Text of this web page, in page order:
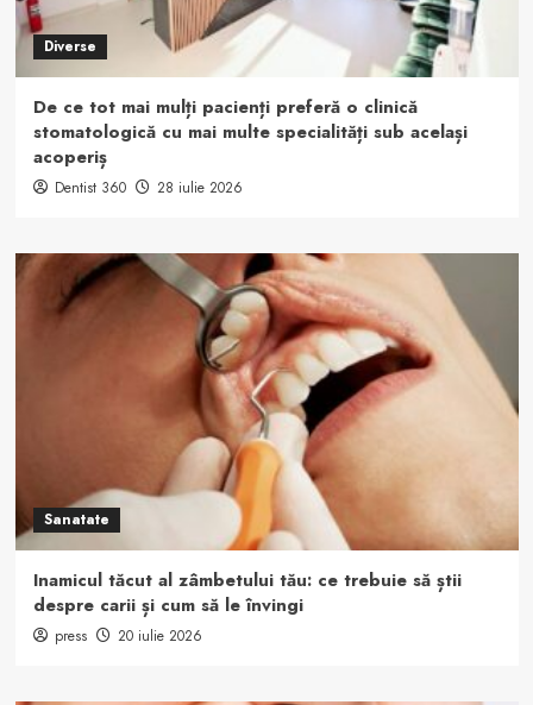
Diverse
De ce tot mai mulți pacienți preferă o clinică
stomatologică cu mai multe specialități sub același
acoperiș
Dentist 360 28 iulie 2026
Sanatate
Inamicul tăcut al zâmbetului tău: ce trebuie să știi
despre carii și cum să le învingi
press 20 iulie 2026